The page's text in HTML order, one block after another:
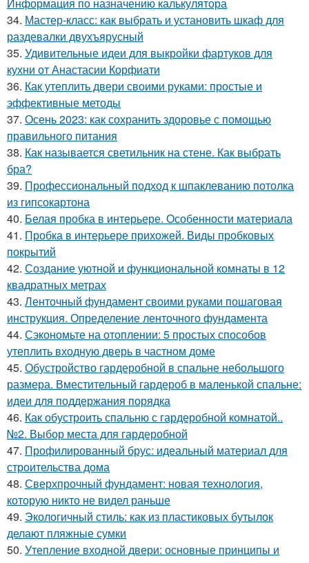
34. Мастер-класс: как выбрать и установить шкаф для
раздевалки двухъярусный
35. Удивительные идеи для выкройки фартуков для
кухни от Анастасии Корфиати
36. Как утеплить двери своими руками: простые и
эффективные методы
37. Осень 2023: как сохранить здоровье с помощью
правильного питания
38. Как называется светильник на стене. Как выбрать
бра?
39. Профессиональный подход к шпаклеванию потолка
из гипсокартона
40. Белая пробка в интерьере. Особенности материала
41. Пробка в интерьере прихожей. Виды пробковых
покрытий
42. Создание уютной и функциональной комнаты в 12
квадратных метрах
43. Ленточный фундамент своими руками пошаговая
инструкция. Определение ленточного фундамента
44. Сэкономьте на отоплении: 5 простых способов
утеплить входную дверь в частном доме
45. Обустройство гардеробной в спальне небольшого
размера. Вместительный гардероб в маленькой спальне:
идеи для поддержания порядка
46. Как обустроить спальню с гардеробной комнатой..
№2. Выбор места для гардеробной
47. Профилированный брус: идеальный материал для
строительства дома
48. Сверхпрочный фундамент: новая технология,
которую никто не видел раньше
49. Экологичный стиль: как из пластиковых бутылок
делают пляжные сумки
50. Утепление входной двери: основные принципы и